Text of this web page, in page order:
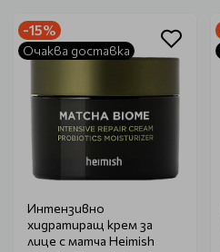
-15%
Очаква доставка
Интензивно
хидратиращ крем за
лице с матча Heimish